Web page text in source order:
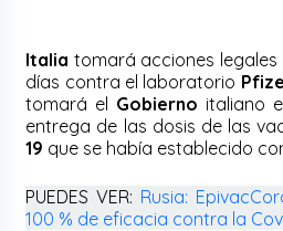
Italia tomará acciones
días contra el laboratorio
tomará el Gobierno italiano
entrega de las dosis de las
19 que se había establecido
PUEDES VER: Rusia:
100 % de eficacia contra la